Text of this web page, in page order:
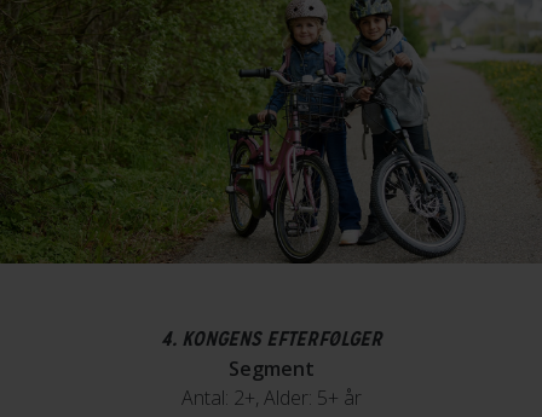
4. KONGENS EFTERFØLGER
Segment
Antal: 2+, Alder: 5+ år